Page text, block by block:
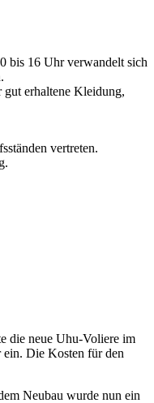
bis 16 Uhr verwandelt sich
erhaltene Kleidung,
vertreten.
die neue Uhu-Voliere im
ein. Die Kosten für den
Neubau wurde nun ein